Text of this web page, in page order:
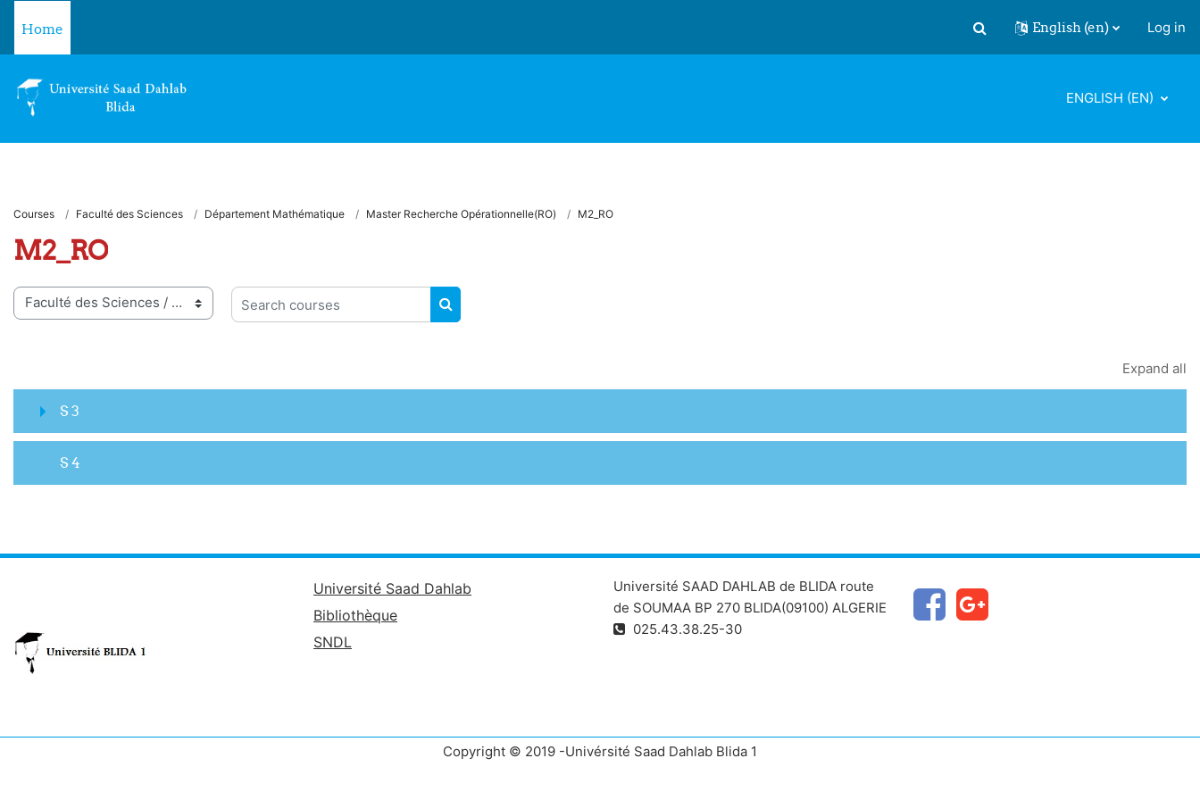
Home
Toggle search input
English ‎(en)‎ Log in
ENGLISH ‎(EN)‎
Courses Faculté des Sciences Département Mathématique Master Recherche Opérationnelle(RO) M2_RO
M2_RO
Search courses
SEARCH COURSES
Expand all
S 3
S 4
Université Saad Dahlab
Bibliothèque
SNDL
Université SAAD DAHLAB de BLIDA route
de SOUMAA BP 270 BLIDA(09100) ALGERIE
025.43.38.25-30
Copyright © 2019 -Univérsité Saad Dahlab Blida 1